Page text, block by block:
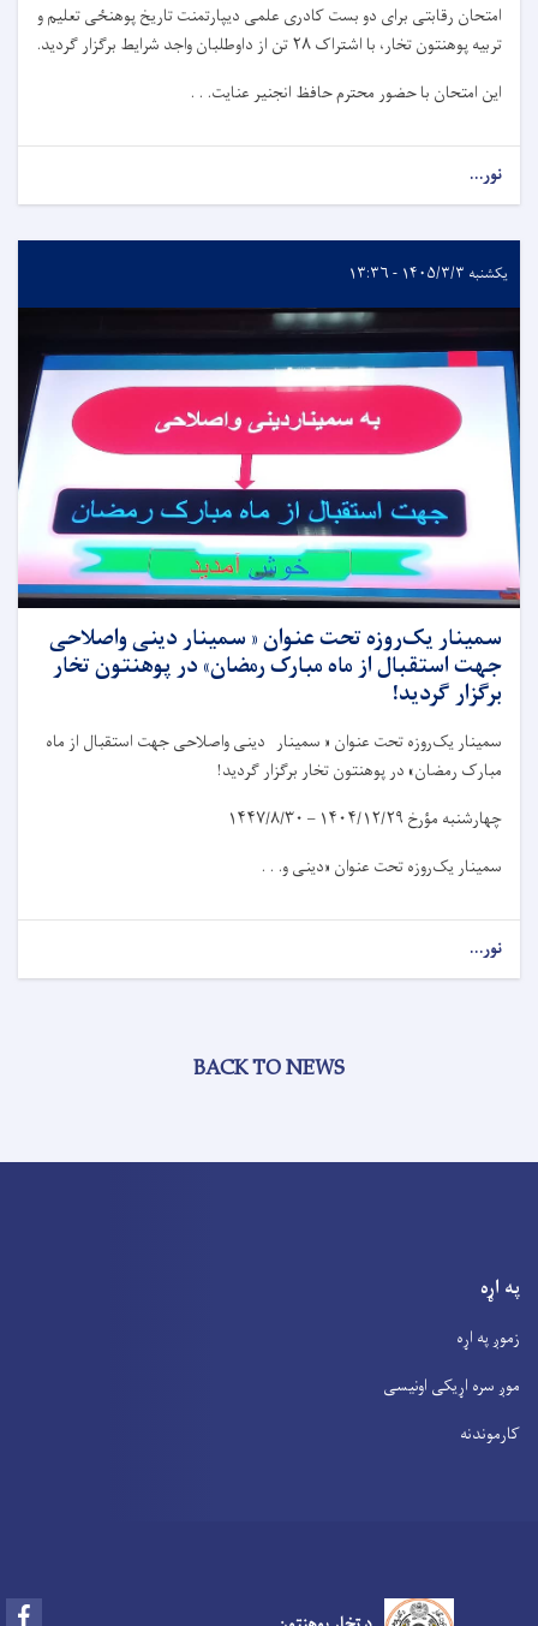
امتحان رقابتی برای دو بست کادری علمی دیپارتمنت تاریخ پوهنځی تعلیم و
تربیه پوهنتون تخار، با اشتراک۲۸تن از داوطلبان واجد شرایط برگزار گردید.
این امتحان با حضور محترم حافظ انجنیر عنایت. . .
نور...
یکشنبه ۱۴۰۵/۳/۳ - ۱۳:۳۶
سمینار یک‌روزه تحت عنوان « سمینار دینی واصلاحی
جهت استقبال از ماه مبارک رمضان» در پوهنتون تخار
برگزار گردید!
سمینار یک‌روزه تحت عنوان « سمینار دینی واصلاحی جهت استقبال از ماه
مبارک رمضان» در پوهنتون تخار برگزار گردید!
چهارشنبه مؤرخ ۱۴۰۴/۱۲/۲۹ – ۱۴۴۷/۸/۳۰
سمینار یک‌روزه تحت عنوان «دینی و. . .
نور...
BACK TO NEWS
په اړه
زموږ په اړه
موږ سره اړیکی اونیسی
کارموندنه